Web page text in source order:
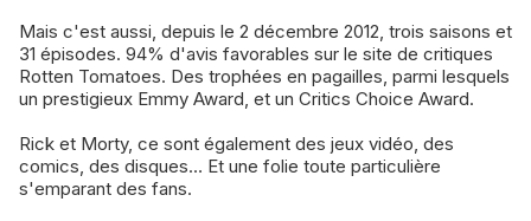
Mais c'est aussi, depuis le 2 décembre 2012, trois saisons et
31 épisodes. 94% d'avis favorables sur le site de critiques
Rotten Tomatoes. Des trophées en pagailles, parmi lesquels
un prestigieux Emmy Award, et un Critics Choice Award.
Rick et Morty, ce sont également des jeux vidéo, des
comics, des disques… Et une folie toute particulière
s'emparant des fans.